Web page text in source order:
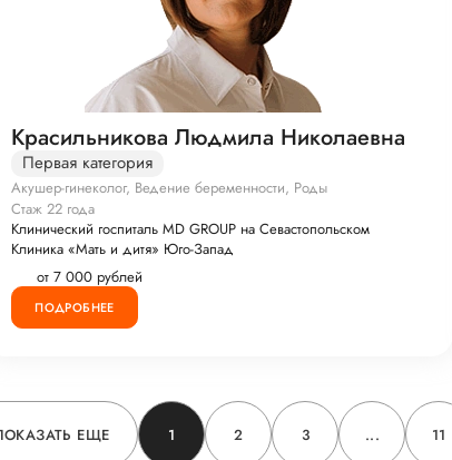
Красильникова Людмила Николаевна
Первая категория
Акушер-гинеколог, Ведение беременности, Роды
Стаж 22 года
Клинический госпиталь MD GROUP на Севастопольском
Клиника «Мать и дитя» Юго-Запад
от 7 000 рублей
ПОДРОБНЕЕ
ЕЩЕ 1 2 3 ... 11